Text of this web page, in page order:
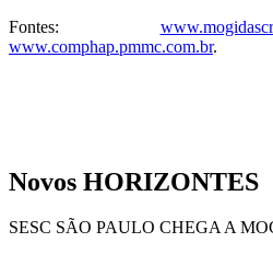
Fontes:
www.comphap.pmmc.com.br.
Novos HORIZONTES
SESC SÃO PAULO CHEGA A